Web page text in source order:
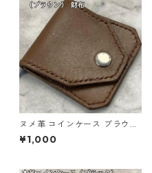
ヌメ革 コインケース ブラウン
本革 小銭入れ l110 レザー ハ
ンドメイド ギフト
¥1,000